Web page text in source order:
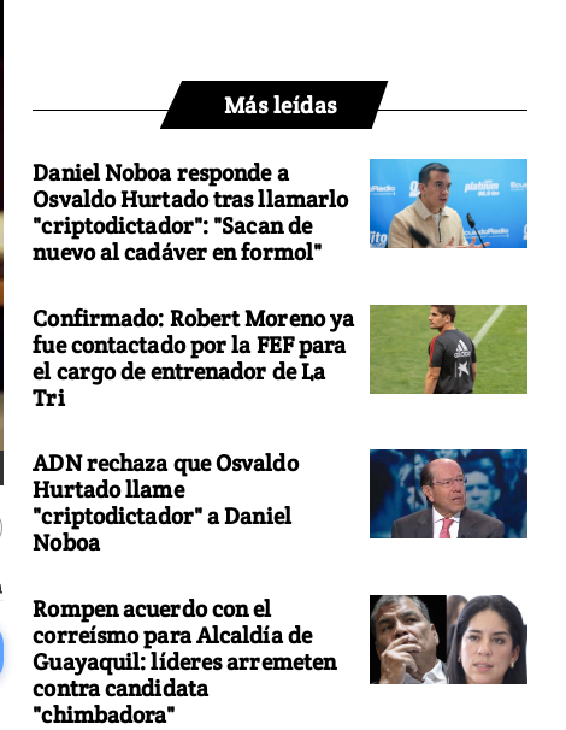
Más leídas
Daniel Noboa responde a
Osvaldo Hurtado tras llamarlo
"criptodictador": "Sacan de
nuevo al cadáver en formol"
Confirmado: Robert Moreno ya
fue contactado por la FEF para
el cargo de entrenador de La
Tri
ADN rechaza que Osvaldo
Hurtado llame
"criptodictador" a Daniel
Noboa
Rompen acuerdo con el
correísmo para Alcaldía de
Guayaquil: líderes arremeten
contra candidata
"chimbadora"